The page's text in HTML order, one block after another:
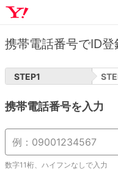
携帯電話番号でID登
STEP1
携帯電話番号を入力
数字11桁、ハイフンなしで入力